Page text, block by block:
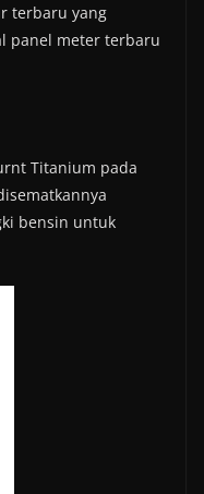
terbaru yang
panel meter terbaru
Titanium pada
bensin untuk